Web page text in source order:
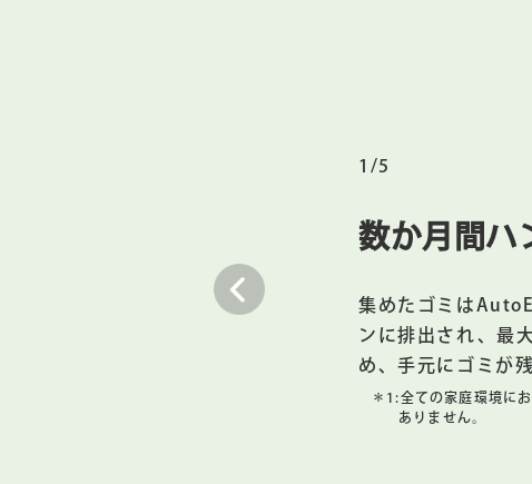
内蔵の水拭き機能がマイクロポンプで
コーヒーのしみやこびりついた汚れに対
と連携さ
Alexa、Siri、Googleアシスタント対応
Google Homeは、Google LLCの登録商
美しく調和
Roomba® 105 Combo ロボット ＋
上げと質感を持つモダンなデザインで
セットアップと操作には、2.4GHz帯
1/5
数か月間ハ
集めたゴミは
ンに排出され、最
め、手元にゴミが
＊1:全ての家庭環境に
ありません。